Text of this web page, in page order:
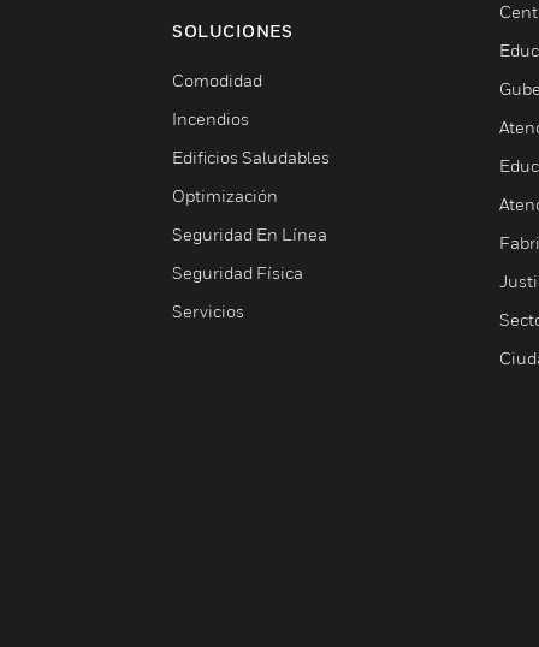
SOLUCIONES
Comodidad
Incendios
Edificios Saludables
Optimización
Seguridad En Línea
Seguridad Física
Servicios